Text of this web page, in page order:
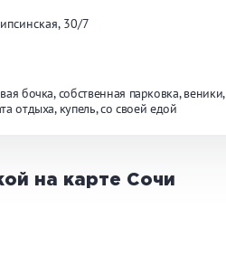
30/7
бочка собственная парковка веники
отдыха купель со своей едой
на карте Сочи